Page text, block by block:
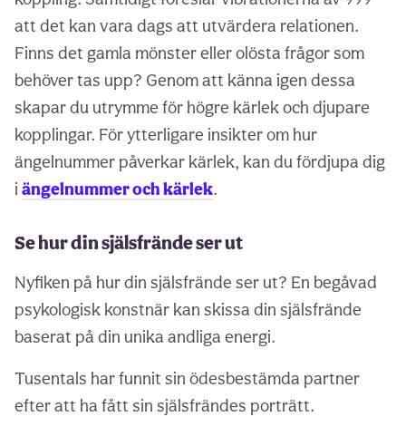
att det kan vara dags att utvärdera relationen.
Finns det gamla mönster eller olösta frågor som
behöver tas upp? Genom att känna igen dessa
skapar du utrymme för högre kärlek och djupare
kopplingar. För ytterligare insikter om hur
ängelnummer påverkar kärlek, kan du fördjupa dig
i ängelnummer och kärlek.
Se hur din själsfrände ser ut
Nyfiken på hur din själsfrände ser ut? En begåvad
psykologisk konstnär kan skissa din själsfrände
baserat på din unika andliga energi.
Tusentals har funnit sin ödesbestämda partner
efter att ha fått sin själsfrändes porträtt.